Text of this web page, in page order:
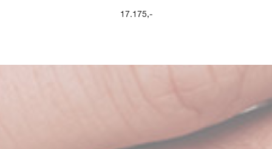
17.175,-